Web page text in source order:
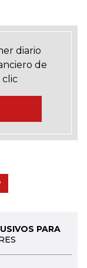
diario
de
clic
PARA